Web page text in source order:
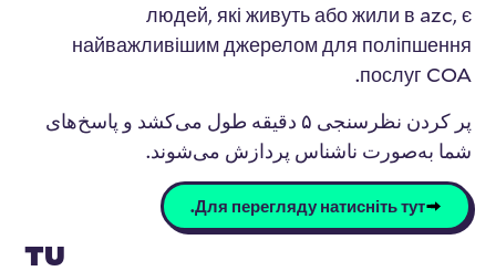
людей, які живуть або жили в azc, є
найважливішим джерелом для поліпшення
послуг COA.
پر کردن نظرسنجی ۵ دقیقه طول می‌کشد و پاسخ‌های
شما به‌صورت ناشناس پردازش می‌شوند.
Для перегляду натисніть тут.
TU